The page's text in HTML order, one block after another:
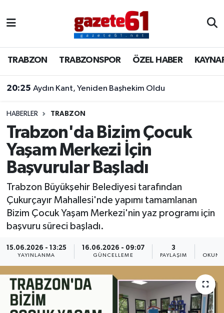
TRABZON TRABZONSPOR ÖZEL HABER
20:25 Aydın Kant, Yeniden Başhekim Oldu
HABERLER TRABZON
Trabzon'da Bizim Çocuk
Yaşam Merkezi İçin
Başvurular Başladı
Trabzon Büyükşehir Belediyesi tarafından
Çukurçayır Mahallesi'nde yapımı tamamlanan
Bizim Çocuk Yaşam Merkezi'nin yaz programı için
başvuru süreci başladı.
15.06.2026 - 13:25
YAYINLANMA
16.06.2026 - 09:07
GÜNCELLEME
3
PAYLAŞIM
TRABZONSPOR
ÖZEL HABER
KAYNAR KAZAN
SİYASET
GÜNDEM
Trabzon Nöbetçi Eczaneler
Trabzon Hava Durumu
Trabzon Namaz Vakitleri
Trabzon Trafik Yoğunluk Haritası
Süper Lig Puan Durumu ve Fikstür
Tüm Manşetler
Son Dakika Haberleri
Haber Arşivi